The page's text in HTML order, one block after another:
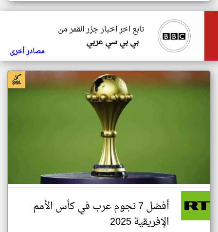
تابع اخر اخبار جزر القمر من
بي بي سي عربي
مصادر أخرى
أفضل 7 نجوم عرب في كأس الأمم
الإفريقية 2025